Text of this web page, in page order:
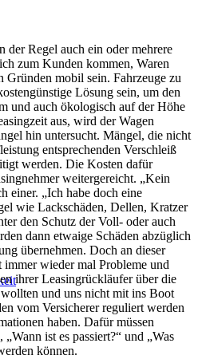
der Regel auch ein oder mehrere
zum Kunden kommen, Waren
Gründen mobil sein. Fahrzeuge zu
Lösung sein, um den
und auch ökologisch auf der Höhe
aus, wird der Wagen
hin untersucht. Mängel, die nicht
entsprechenden Verschleiß
werden. Die Kosten dafür
weitergereicht. „Kein
einer. „Ich habe doch eine
wie Lackschäden, Dellen, Kratzer
den Schutz der Voll- oder auch
dann etwaige Schäden abzüglich
übernehmen. Doch an dieser
wieder mal Probleme und
ihrer Leasingrückläufer über die
und uns nicht mit ins Boot
vom Versicherer reguliert werden
haben. Dafür müssen
ist es passiert?“ und „Was
können.